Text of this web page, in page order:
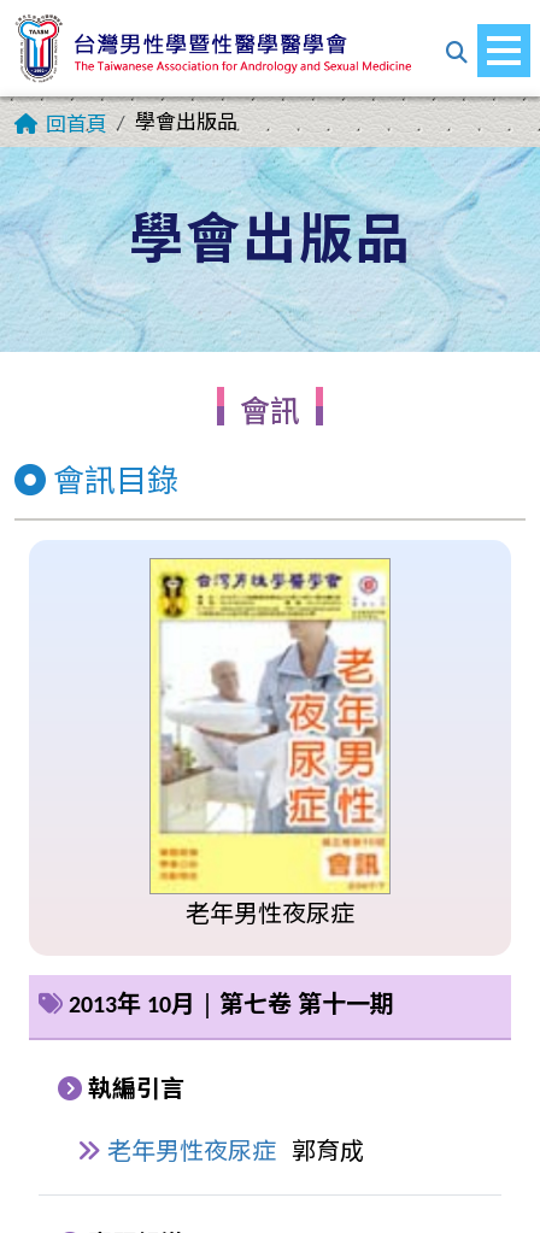
回首頁 學會出版品
學會出版品
會訊
會訊目錄
老年男性夜尿症
2013年 10月 │ 第七卷 第十一期
執編引言
老年男性夜尿症 郭育成